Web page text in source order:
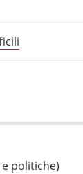
politiche)